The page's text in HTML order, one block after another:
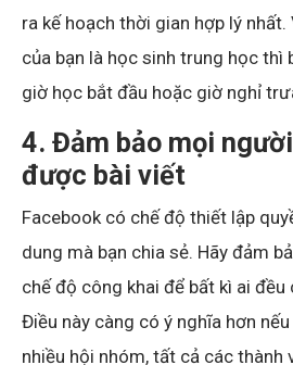
ra kế hoạch thời gian hợp lý
của bạn là học sinh trung học thì
giờ học bắt đầu hoặc giờ nghỉ
4. Đảm bảo mọi
được bài viết
Facebook có chế độ thiết lập
dung mà bạn chia sẻ. Hãy đảm
chế độ công khai để bất kì ai
Điều này càng có ý nghĩa hơn
nhiều hội nhóm, tất cả các thành